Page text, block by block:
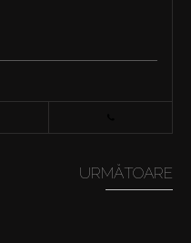
URMĂTOARE